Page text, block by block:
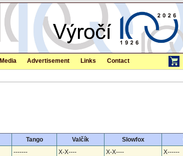
Media Advertisement Links Contact
Tango Valčík Slowfox
------- X-X---- X-X----
X------